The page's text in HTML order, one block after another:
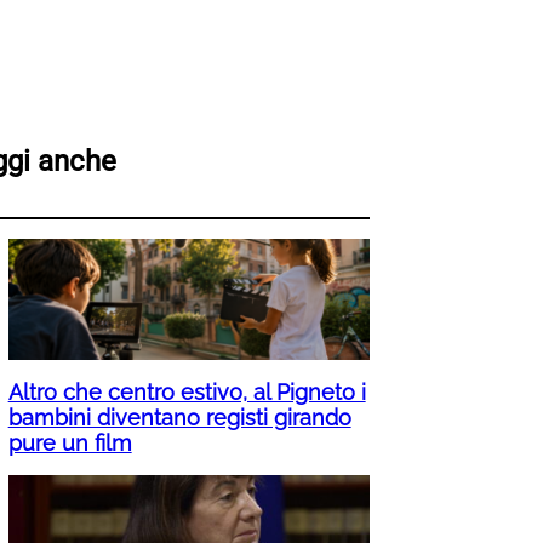
anche
Altro che centro estivo, al Pigneto i
bambini diventano registi girando
pure un film